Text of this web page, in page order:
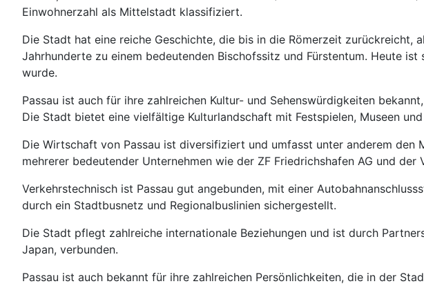
Einwohnerzahl als Mittelstadt klassifiziert.
Die Stadt hat eine reiche Geschichte, die bis in die Römerzeit
Jahrhunderte zu einem bedeutenden Bischofssitz und Fürstentum. Heute
wurde.
Passau ist auch für ihre zahlreichen Kultur- und Sehenswürdigkeiten
Die Stadt bietet eine vielfältige Kulturlandschaft mit Festspielen, Museen
Die Wirtschaft von Passau ist diversifiziert und umfasst unter anderem den
mehrerer bedeutender Unternehmen wie der ZF Friedrichshafen AG und der
Verkehrstechnisch ist Passau gut angebunden, mit einer
durch ein Stadtbusnetz und Regionalbuslinien sichergestellt.
Die Stadt pflegt zahlreiche internationale Beziehungen und ist durch
Japan, verbunden.
Passau ist auch bekannt für ihre zahlreichen Persönlichkeiten, die in der